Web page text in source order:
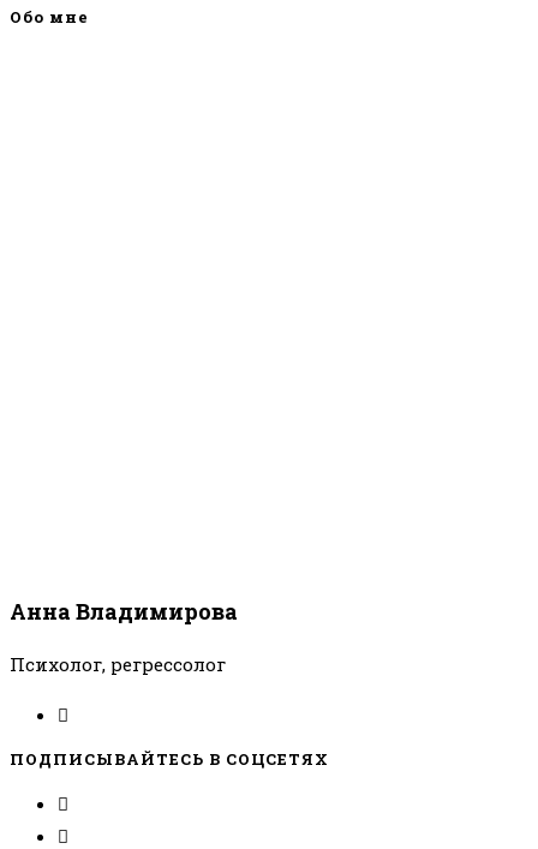
Обо мне
Анна Владимирова
Психолог, регрессолог
ПОДПИСЫВАЙТЕСЬ В СОЦСЕТЯХ